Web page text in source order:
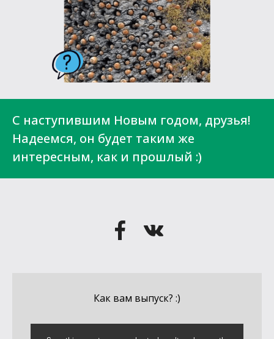
С наступившим Новым годом, друзья!
Надеемся, он будет таким же
интересным, как и прошлый :)
Как вам выпуск? :)